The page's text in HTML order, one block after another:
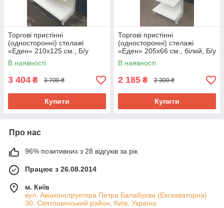
Торгові пристінні
(односторонні) стелажі
«Еден» 210х125 см., Б/у
В наявності
3 404 ₴ 3 700 ₴
Купити
Торгові пристінні
(односторонні) стелажі
«Еден» 205х66 см., білий, Б/у
В наявності
2 185 ₴ 2 300 ₴
Купити
Про нас
96% позитивних з 28 відгуків за рік
Працює з 26.08.2014
м. Київ
вул. Авіаконструктора Петра Балабуєва (Екскаваторна)
30, Святошинський район, Київ, Україна